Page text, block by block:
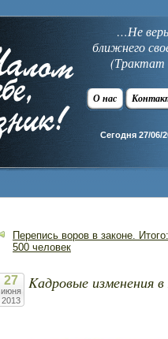
…Не
ближнего
(Трактат
О нас
Сегодня 27/06/
Перепись воров в законе. Итого:
500 человек
27
июня
2013
Kадровые